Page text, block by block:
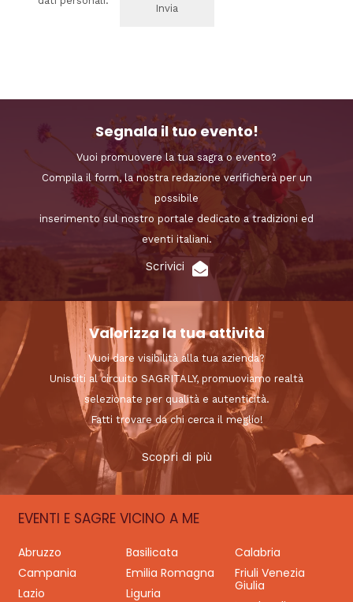
Segnala il tuo evento!
Vuoi promuovere la tua sagra o evento?
Compila il form, la nostra redazione verificherà per un
possibile
inserimento sul nostro portale dedicato a tradizioni ed
eventi italiani.
Scrivici
Valorizza la tua attività
Vuoi dare visibilità alla tua azienda?
Unisciti al circuito SAGRITALY, promuoviamo realtà
selezionate per qualità e autenticità.
Fatti trovare da chi cerca il meglio!
Scopri di più
EVENTI E SAGRE VICINO A ME
Abruzzo Basilicata
Calabria
Campania
Emilia Romagna
Friuli Venezia
Giulia
Lazio
Liguria